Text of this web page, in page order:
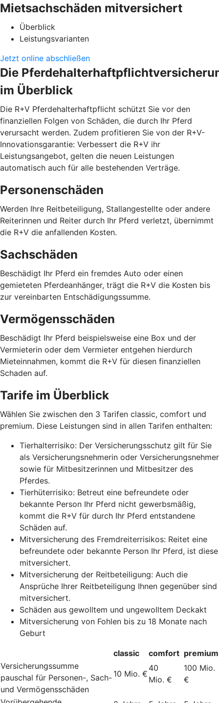
Mietsachschäden mitversichert
Überblick
Leistungsvarianten
Jetzt online abschließen
Die
im Überblick
Die R+V Pferdehalterhaftpflicht schützt Sie vor den
finanziellen Folgen von Schäden, die durch Ihr Pferd
verursacht werden. Zudem profitieren Sie von der R+V-
Innovationsgarantie: Verbessert die R+V ihr
Leistungsangebot, gelten die neuen Leistungen
automatisch auch für alle bestehenden Verträge.
Personenschäden
Werden Ihre Reitbeteiligung, Stallangestellte oder andere
Reiterinnen und Reiter durch Ihr Pferd verletzt, übernimmt
die R+V die anfallenden Kosten.
Sachschäden
Beschädigt Ihr Pferd ein fremdes Auto oder einen
gemieteten Pferdeanhänger, trägt die R+V die Kosten bis
zur vereinbarten Entschädigungssumme.
Vermögensschäden
Beschädigt Ihr Pferd beispielsweise eine Box und der
Vermieterin oder dem Vermieter entgehen hierdurch
Mieteinnahmen, kommt die R+V für diesen finanziellen
Schaden auf.
Tarife im Überblick
Wählen Sie zwischen den 3 Tarifen classic, comfort und
premium. Diese Leistungen sind in allen Tarifen enthalten:
Tierhalterrisiko: Der Versicherungsschutz gilt für Sie
als Versicherungsnehmerin oder Versicherungsnehmer
sowie für Mitbesitzerinnen und Mitbesitzer des
Pferdes.
Tierhüterrisiko: Betreut eine befreundete oder
bekannte Person Ihr Pferd nicht gewerbsmäßig,
kommt die R+V für durch Ihr Pferd entstandene
Schäden auf.
Mitversicherung des Fremdreiterrisikos: Reitet eine
befreundete oder bekannte Person Ihr Pferd, ist diese
mitversichert.
Mitversicherung der Reitbeteiligung: Auch die
Ansprüche Ihrer Reitbeteiligung Ihnen gegenüber sind
mitversichert.
Schäden aus gewolltem und ungewolltem Deckakt
Mitversicherung von Fohlen bis zu 18 Monate nach
Geburt
classic comfort premium
Versicherungssumme
pauschal für Personen-, Sach-
und Vermögensschäden
10 Mio. €
40
Mio. €
100 Mio.
€